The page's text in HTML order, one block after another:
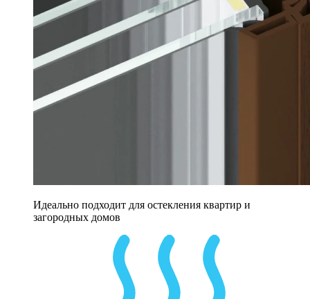
Идеально подходит для остекления квартир и
загородных домов